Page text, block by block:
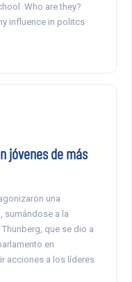
Who are they?
influence in politcs
jóvenes de más
una
sumándose a la
que se dio a
en
acciones a los líderes